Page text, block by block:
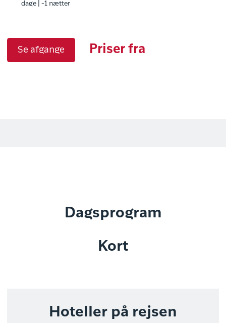
dage | -1 nætter
Se afgange Priser fra
Dagsprogram
Kort
Hoteller på rejsen